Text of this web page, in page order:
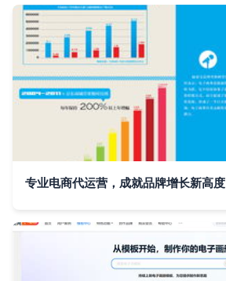
专业电商代运营，成就品牌增长新高度